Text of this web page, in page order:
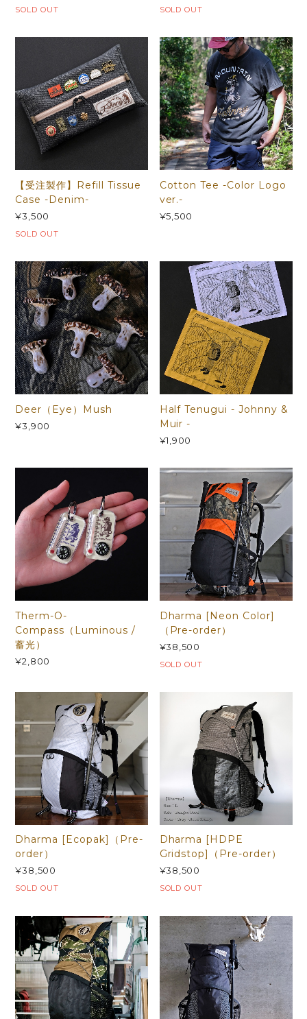
SOLD OUT SOLD OUT
【受注製作】Refill Tissue
Case -Denim-
¥3,500
SOLD OUT
Cotton Tee -Color Logo
ver.-
¥5,500
Deer（Eye）Mush
¥3,900
Half Tenugui - Johnny &
Muir -
¥1,900
Therm-O-
Compass（Luminous /
蓄光）
¥2,800
Dharma [Neon Color]
（Pre-order）
¥38,500
SOLD OUT
Dharma [Ecopak]（Pre-
order）
¥38,500
SOLD OUT
Dharma [HDPE
Gridstop]（Pre-order）
¥38,500
SOLD OUT